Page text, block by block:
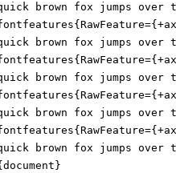
brown fox jumps over
brown fox jumps over
brown fox jumps over
brown fox jumps over
brown fox jumps over